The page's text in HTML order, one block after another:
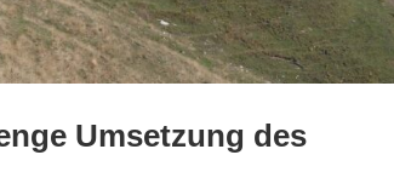
Umsetzung des